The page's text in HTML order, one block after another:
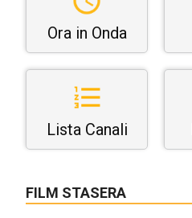
Ora in Onda
Lista Canali
FILM STASERA